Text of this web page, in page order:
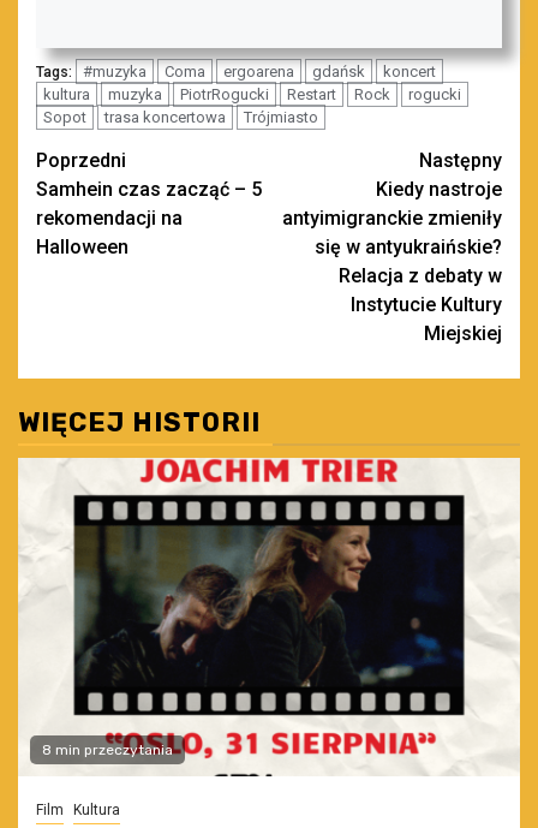
Tags: #muzyka Coma ergoarena gdańsk
koncert
kultura
muzyka PiotrRogucki Restart Rock
rogucki
Sopot
trasa koncertowa Trójmiasto
Zobacz
wpisy
Poprzedni
Samhein czas zacząć – 5
rekomendacji na
Halloween
Następny
Kiedy nastroje
antyimigranckie zmieniły
się w antyukraińskie?
Relacja z debaty w
Instytucie Kultury
Miejskiej
WIĘCEJ HISTORII
8 min przeczytania
Film Kultura